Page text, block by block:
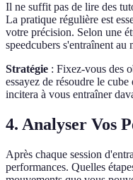
Il ne suffit pas de lire des
La pratique régulière est
votre précision. Selon une
speedcubers s'entraînent au
Stratégie : Fixez-vous des
essayez de résoudre le
incitera à vous entraîner
4. Analyser Vos
Après chaque session
performances. Quelles